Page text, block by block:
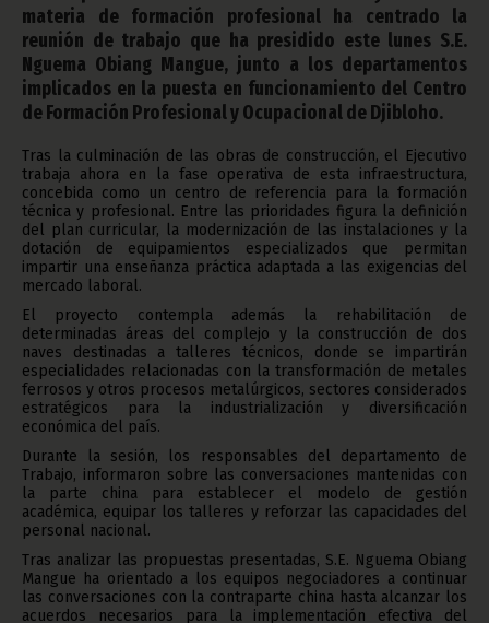
materia de formación profesional ha centrado la
reunión de trabajo que ha presidido este lunes S.E.
Nguema Obiang Mangue, junto a los departamentos
implicados en la puesta en funcionamiento del Centro
de Formación Profesional y Ocupacional de Djibloho.
Tras la culminación de las obras de construcción, el Ejecutivo
trabaja ahora en la fase operativa de esta infraestructura,
concebida como un centro de referencia para la formación
técnica y profesional. Entre las prioridades figura la definición
del plan curricular, la modernización de las instalaciones y la
dotación de equipamientos especializados que permitan
impartir una enseñanza práctica adaptada a las exigencias del
mercado laboral.
El proyecto contempla además la rehabilitación de
determinadas áreas del complejo y la construcción de dos
naves destinadas a talleres técnicos, donde se impartirán
especialidades relacionadas con la transformación de metales
ferrosos y otros procesos metalúrgicos, sectores considerados
estratégicos para la industrialización y diversificación
económica del país.
Durante la sesión, los responsables del departamento de
Trabajo, informaron sobre las conversaciones mantenidas con
la parte china para establecer el modelo de gestión
académica, equipar los talleres y reforzar las capacidades del
personal nacional.
Tras analizar las propuestas presentadas, S.E. Nguema Obiang
Mangue ha orientado a los equipos negociadores a continuar
las conversaciones con la contraparte china hasta alcanzar los
acuerdos necesarios para la implementación efectiva del